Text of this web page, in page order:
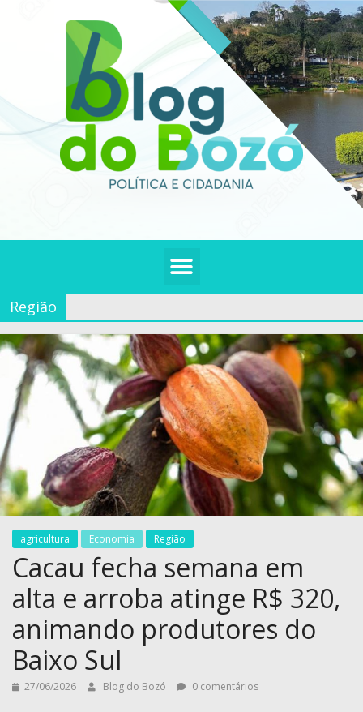
Região
agricultura Economia Região
Cacau fecha semana em
alta e arroba atinge R$ 320,
animando produtores do
Baixo Sul
27/06/2026 Blog do Bozó 0 comentários